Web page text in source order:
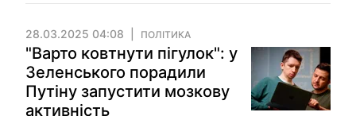
28.03.2025 04:08 ПОЛІТИКА
"Варто ковтнути пігулок": у
Зеленського порадили
Путіну запустити мозкову
активність